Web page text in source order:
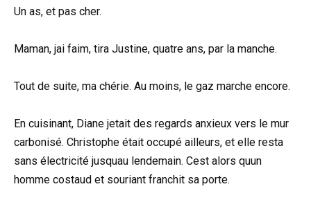
Un as, et pas cher.
Maman, jai faim, tira Justine, quatre ans, par la manche.
Tout de suite, ma chérie. Au moins, le gaz marche encore.
En cuisinant, Diane jetait des regards anxieux vers le mur
carbonisé. Christophe était occupé ailleurs, et elle resta
sans électricité jusquau lendemain. Cest alors quun
homme costaud et souriant franchit sa porte.